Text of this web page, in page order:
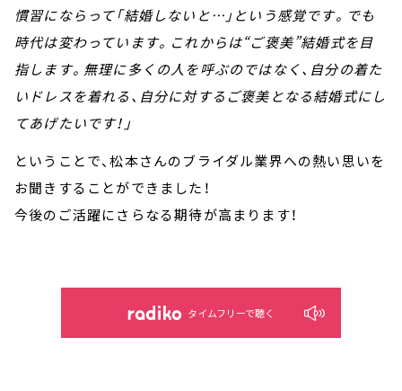
慣習にならって「結婚しないと…」という感覚です。でも
時代は変わっています。これからは“ご褒美”結婚式を目
指します。無理に多くの人を呼ぶのではなく、自分の着た
いドレスを着れる、自分に対するご褒美となる結婚式にし
てあげたいです！」
ということで、松本さんのブライダル業界への熱い思いを
お聞きすることができました！
今後のご活躍にさらなる期待が高まります！
タイムフリーで聴く